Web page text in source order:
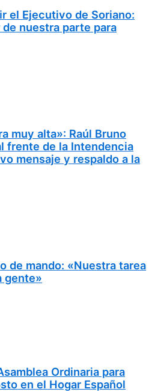
el Ejecutivo de Soriano:
nuestra parte para
muy alta»: Raúl Bruno
frente de la Intendencia
mensaje y respaldo a la
de mando: «Nuestra tarea
gente»
Ordinaria para
en el Hogar Español